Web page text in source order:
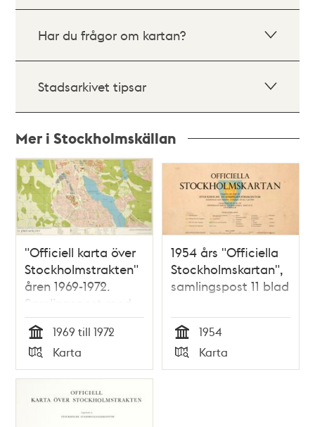
Har du frågor om kartan?
Stadsarkivet tipsar
Mer i Stockholmskällan
Relaterade
poster
och
teman
"Officiell karta över
Stockholmstrakten"
åren 1969-1972.
Samlingspost med
25 kartblad
Tid
1969 till 1972
Typ
Karta
1954 års "Officiella
Stockholmskartan",
samlingspost 11 blad
Tid
1954
Typ
Karta